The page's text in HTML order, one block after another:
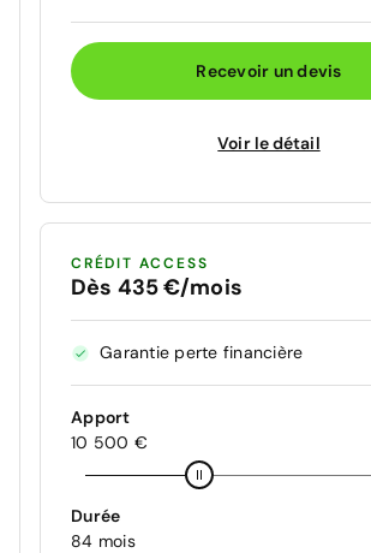
Recevoir un devis
Voir le détail
CRÉDIT ACCESS
Dès 435 €/mois
Garantie perte financière
Apport
10 500 €
Durée
84 mois